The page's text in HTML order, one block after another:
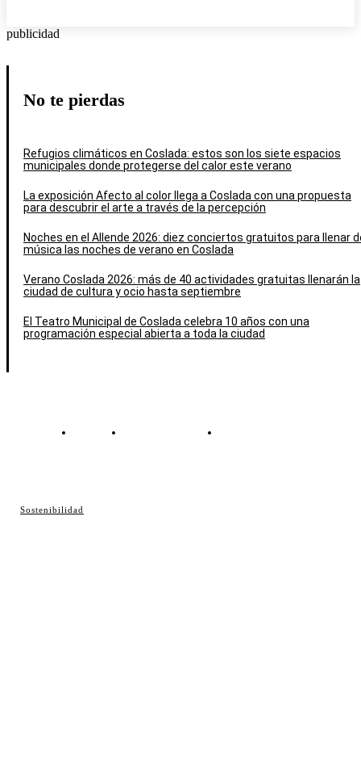
Sostenibilidad
publicidad
No te pierdas
Refugios climáticos en Coslada: estos son los siete espacios
municipales donde protegerse del calor este verano
La exposición Afecto al color llega a Coslada con una propuesta
para descubrir el arte a través de la percepción
Noches en el Allende 2026: diez conciertos gratuitos para llenar
música las noches de verano en Coslada
Verano Coslada 2026: más de 40 actividades gratuitas llenarán la
ciudad de cultura y ocio hasta septiembre
El Teatro Municipal de Coslada celebra 10 años con una
programación especial abierta a toda la ciudad
Contacto Política de cookies